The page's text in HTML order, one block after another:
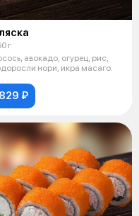
г
авокадо, огурец, рис,
нори, икра масаго.
829 ₽